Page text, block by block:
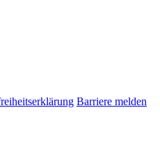
Barriere melden